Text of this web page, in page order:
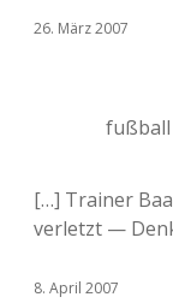
26. März 2007
fußball
[…] Trainer
verletzt —
8. April 2007